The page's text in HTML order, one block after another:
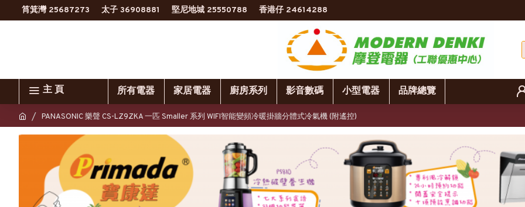
筲箕灣 25687273 太子 36908881 堅尼地城 25550788 香港仔 24614288
主 頁 所有電器 家居電器 廚房系列 影音數碼 小型電器 品牌總覽
PANASONIC 樂聲 CS-LZ9ZKA 一匹 Smaller 系列 WIFI智能變頻冷暖掛牆分體式冷氣機 (附遙控)